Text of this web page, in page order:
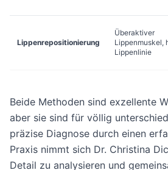
Lippenrepositionierung
Überaktiver
Lippenmuskel,
Lippenlinie
Beide Methoden sind exzellente
aber sie sind für völlig
präzise Diagnose durch einen
Praxis nimmt sich Dr. Christina
Detail zu analysieren und